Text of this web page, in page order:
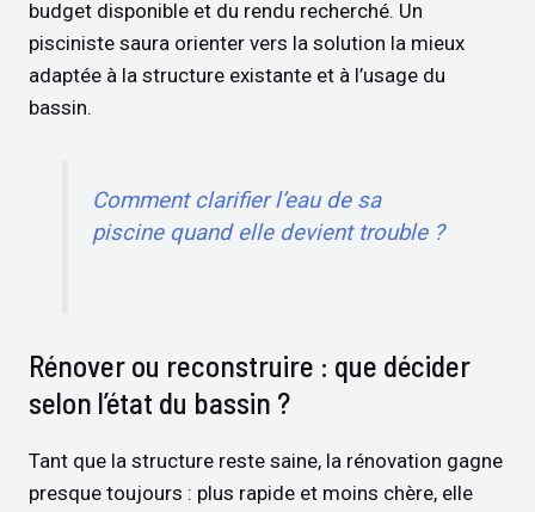
budget disponible et du rendu recherché. Un
pisciniste saura orienter vers la solution la mieux
adaptée à la structure existante et à l’usage du
bassin.
Comment clarifier l’eau de sa
piscine quand elle devient trouble ?
Rénover ou reconstruire : que décider
selon l’état du bassin ?
Tant que la structure reste saine, la rénovation gagne
presque toujours : plus rapide et moins chère, elle